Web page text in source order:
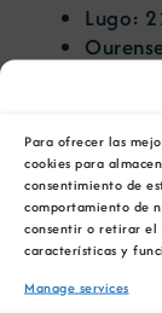
Para ofrecer las
cookies para
consentimiento de
comportamiento de
consentir o retirar el
características y
Manage services
Lugo:
O programa
práctica:
1.- Interese
prevención